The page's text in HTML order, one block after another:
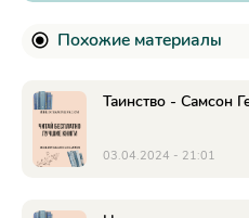
Похожие материалы
Таинство - Самсон
03.04.2024 - 21:01